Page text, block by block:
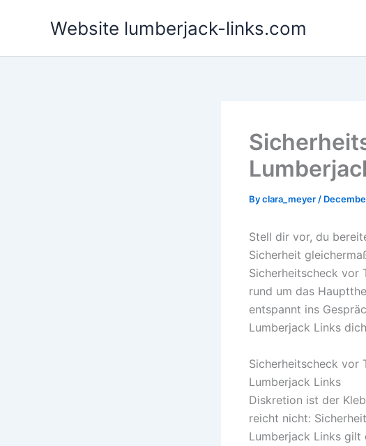
Website lumberjack-links.com
Byclara_meyer /
Stell dir vor, du
Sicherheit
Sicherheitscheck vor
rund um das
entspannt ins
Lumberjack Links
Sicherheitscheck vor
Lumberjack Links
Diskretion ist der
reicht nicht:
Lumberjack Links gilt